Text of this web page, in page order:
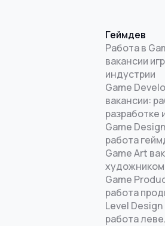
Геймдев
Работа в
вакансии
индустрии
Game
вакансии:
разработке
Game
работа
Game Art
художником
Game
работа
Level Design
работа